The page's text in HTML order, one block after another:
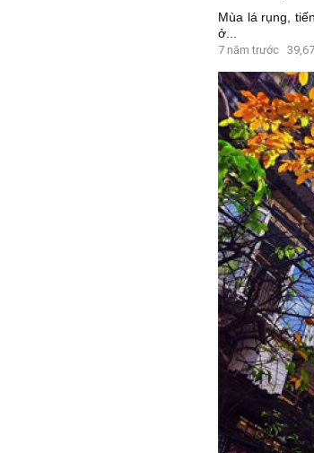
Mùa lá rụng,
ở...
7 năm trước